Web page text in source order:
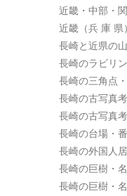
近畿・中部・
近畿（兵 庫 県）
長崎と近県の
長崎のラビリ
長崎の三角点
長崎の古写真
長崎の古写真
長崎の台場・
長崎の外国人
長崎の巨樹・
長崎の巨樹・